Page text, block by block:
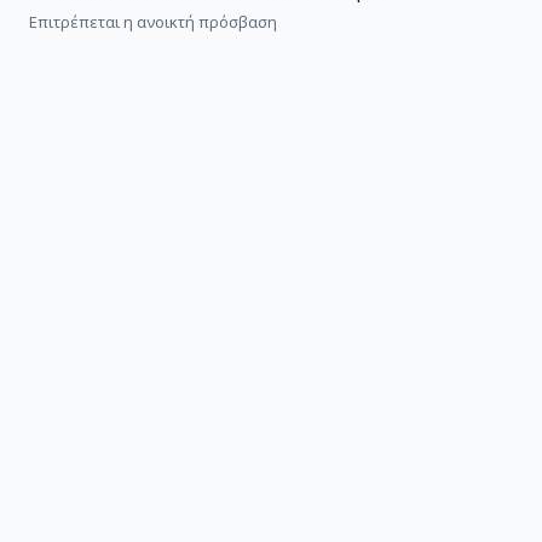
Επιτρέπεται η ανοικτή πρόσβαση